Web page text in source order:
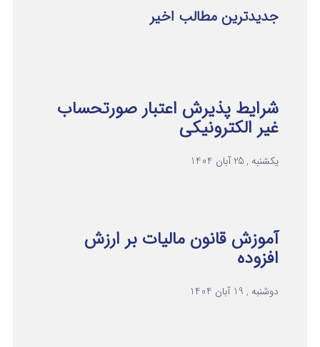
جدیدترین مطالب اخیر
شرایط پذیرش اعتبار صورتحساب
غیر الکترونیکی
یکشنبه , 25 آبان 1404
آموزش قانون مالیات بر ارزش
افزوده
دوشنبه , 19 آبان 1404